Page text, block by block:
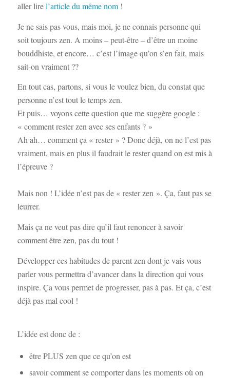
aller lirel’article du même nom!
Je ne sais pas vous, mais moi, je ne connais personne qui
soit toujours zen. A moins – peut-être – d’être un moine
bouddhiste, et encore… c’est l’image qu’on s’en fait, mais
sait-on vraiment ??
En tout cas, partons, si vous le voulez bien, du constat que
personne n’est tout le temps zen.
Et puis… voyons cette question que me suggère google :
« comment rester zen avec ses enfants ? »
Ah ah… comment ça « rester » ? Donc déjà, on ne l’est pas
vraiment, mais en plus il faudrait le rester quand on est mis à
l’épreuve ?
Mais non ! L’idée n’est pas de « rester zen ». Ça, faut pas se
leurrer.
Mais ça ne veut pas dire qu’il faut renoncer à savoir
comment être zen, pas du tout !
Développer ces habitudes de parent zen dont je vais vous
parler vous permettra d’avancer dans la direction qui vous
inspire. Ça vous permet de progresser, pas à pas. Et ça, c’est
déjà pas mal cool !
L’idée est donc de :
être PLUS zen que ce qu’on est
savoir comment se comporter dans les moments où on